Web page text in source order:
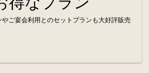
やご宴会利用とのセットプランも大好評販売